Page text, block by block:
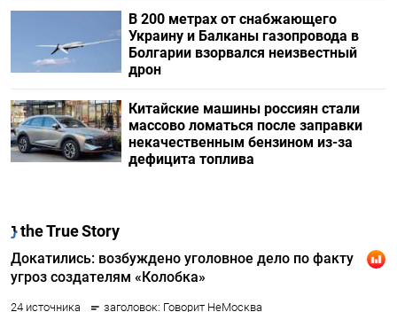
В 200 метрах от снабжающего
Украину и Балканы газопровода в
Болгарии взорвался неизвестный
дрон
Китайские машины россиян стали
массово ломаться после заправки
некачественным бензином из-за
дефицита топлива